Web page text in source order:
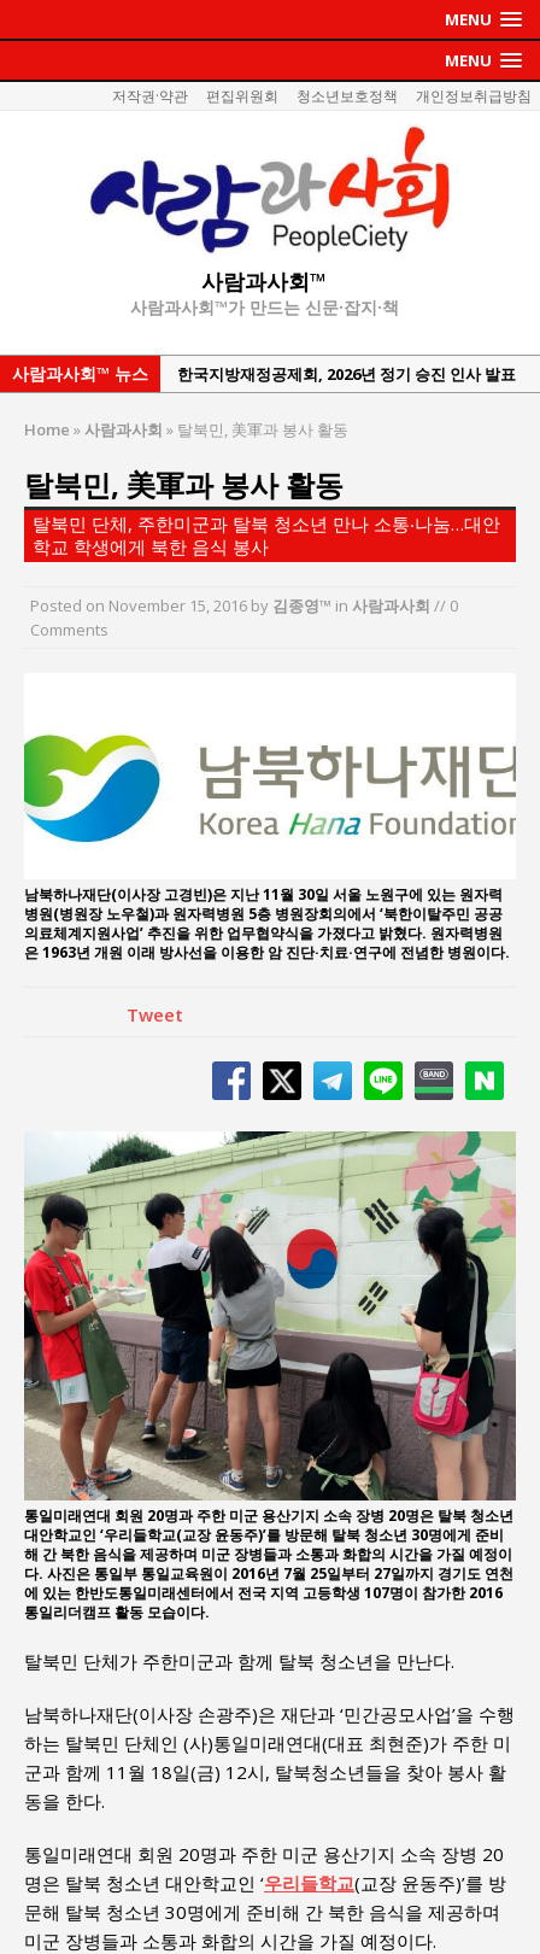
MENU
MENU
저작권·약관 편집위원회 청소년보호정책 개인정보취급방침
사람과사회™
사람과사회™가 만드는 신문·잡지·책
사람과사회™ 뉴스
한국지방재정공제회, 2026년 정기 승진 인사 발표
세미나 개최
서효석 충청향우회중앙회 총재 취임 논란 확산
지방의회 공약은 ‘빛 좋은 개살구’인가?
“7월 1일 의장 선출은 ‘위법’이다”
현”
강산건설 박재윤 강제추행 사건, 무엇이 문제인가?
Home »사람과사회 » 탈북민, 美軍과 봉사 활동
탈북민, 美軍과 봉사 활동
탈북민 단체, 주한미군과 탈북 청소년 만나 소통‧나눔…대안
학교 학생에게 북한 음식 봉사
Posted on November 15, 2016 by 김종영™ in 사람과사회 // 0
Comments
남북하나재단(이사장 고경빈)은 지난 11월 30일 서울 노원구에 있는 원자력
병원(병원장 노우철)과 원자력병원 5층 병원장회의에서 ‘북한이탈주민 공공
의료체계지원사업’ 추진을 위한 업무협약식을 가졌다고 밝혔다. 원자력병원
은 1963년 개원 이래 방사선을 이용한 암 진단·치료·연구에 전념한 병원이다.
Tweet
통일미래연대 회원 20명과 주한 미군 용산기지 소속 장병 20명은 탈북 청소년
대안학교인 ‘우리들학교(교장 윤동주)’를 방문해 탈북 청소년 30명에게 준비
해 간 북한 음식을 제공하며 미군 장병들과 소통과 화합의 시간을 가질 예정이
다. 사진은 통일부 통일교육원이 2016년 7월 25일부터 27일까지 경기도 연천
에 있는 한반도통일미래센터에서 전국 지역 고등학생 107명이 참가한 2016
통일리더캠프 활동 모습이다.
탈북민 단체가 주한미군과 함께 탈북 청소년을 만난다.
남북하나재단(이사장 손광주)은 재단과 ‘민간공모사업’을 수행
하는 탈북민 단체인 (사)통일미래연대(대표 최현준)가 주한 미
군과 함께 11월 18일(금) 12시, 탈북청소년들을 찾아 봉사 활
동을 한다.
통일미래연대 회원 20명과 주한 미군 용산기지 소속 장병 20
명은 탈북 청소년 대안학교인 ‘우리들학교(교장 윤동주)’를 방
문해 탈북 청소년 30명에게 준비해 간 북한 음식을 제공하며
미군 장병들과 소통과 화합의 시간을 가질 예정이다.